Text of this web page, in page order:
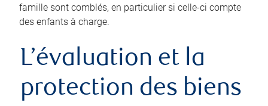
famille sont comblés, en particulier si celle-ci compte
des enfants à charge.
L’évaluation et la
protection des biens